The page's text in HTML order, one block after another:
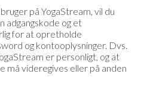
på YogaStream, vil du
adgangskode og et
for at opretholde
og kontooplysninger. Dvs.
er personligt, og at
må videregives eller på anden